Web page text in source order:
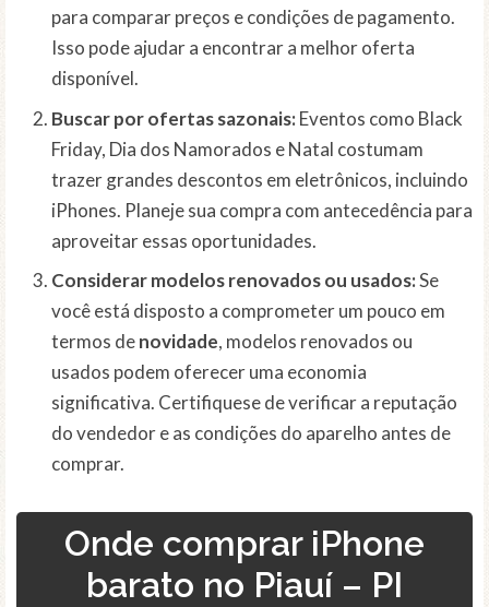
para comparar preços e condições de pagamento.
Isso pode ajudar a encontrar a melhor oferta
disponível.
Buscar por ofertas sazonais:Eventos como Black
Friday, Dia dos Namorados e Natal costumam
trazer grandes descontos em eletrônicos, incluindo
iPhones. Planeje sua compra com antecedência para
aproveitar essas oportunidades.
Considerar modelos renovados ou usados:Se
você está disposto a comprometer um pouco em
termos denovidade, modelos renovados ou
usados podem oferecer uma economia
significativa. Certifiquese de verificar a reputação
do vendedor e as condições do aparelho antes de
comprar.
Onde comprar iPhone
barato no Piauí – PI